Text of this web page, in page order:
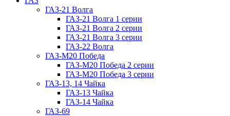
ГАЗ-21 Волга
ГАЗ-21 Волга 1 серии
ГАЗ-21 Волга 2 серии
ГАЗ-21 Волга 3 серии
ГАЗ-22 Волга
ГАЗ-М20 Победа
ГАЗ-М20 Победа 2 серии
ГАЗ-М20 Победа 3 серии
ГАЗ-13, 14 Чайка
ГАЗ-13 Чайка
ГАЗ-14 Чайка
ГАЗ-69